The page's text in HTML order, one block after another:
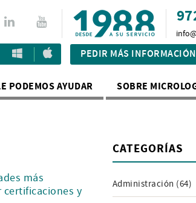
PEDIR MÁS INFORMACIÓN
PODEMOS AYUDAR SOBRE
más
y
CATEGORÍAS
Administración (64)